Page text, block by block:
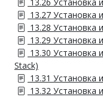
13.27 Установка
13.28 Установка
13.29 Установка
13.30 Установка
Stack)
13.31 Установка
13.32 Установка